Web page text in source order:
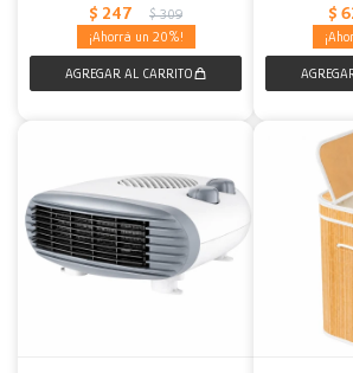
$ 247 $ 309
20
$